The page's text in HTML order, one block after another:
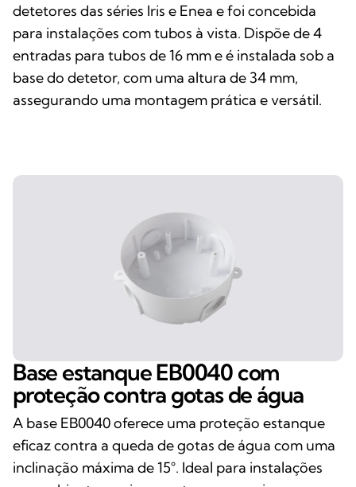
detetores das séries Iris e Enea e foi concebida
para instalações com tubos à vista. Dispõe de 4
entradas para tubos de 16 mm e é instalada sob a
base do detetor, com uma altura de 34 mm,
assegurando uma montagem prática e versátil.
Base estanque EB0040 com
proteção contra gotas de água
A base EB0040 oferece uma proteção estanque
eficaz contra a queda de gotas de água com uma
inclinação máxima de 15°. Ideal para instalações